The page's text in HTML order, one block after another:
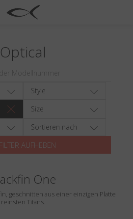
Optical
Style
Size
Sortieren nach
FILTER AUFHEBEN
One
geschnitten aus einer einzigen Platte
reinsten Titans.